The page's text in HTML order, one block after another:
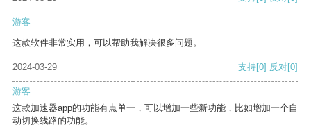
游客
这款软件非常实用，可以帮助我解决很多问题。
2024-03-29 支持[0] 反对[0]
游客
这款加速器app的功能有点单一，可以增加一些新功能，比如增加一个自
动切换线路的功能。